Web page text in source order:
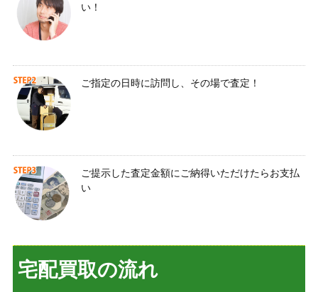
い！
ご指定の日時に訪問し、その場で査定！
ご提示した査定金額にご納得いただけたらお支払
い
宅配買取の流れ